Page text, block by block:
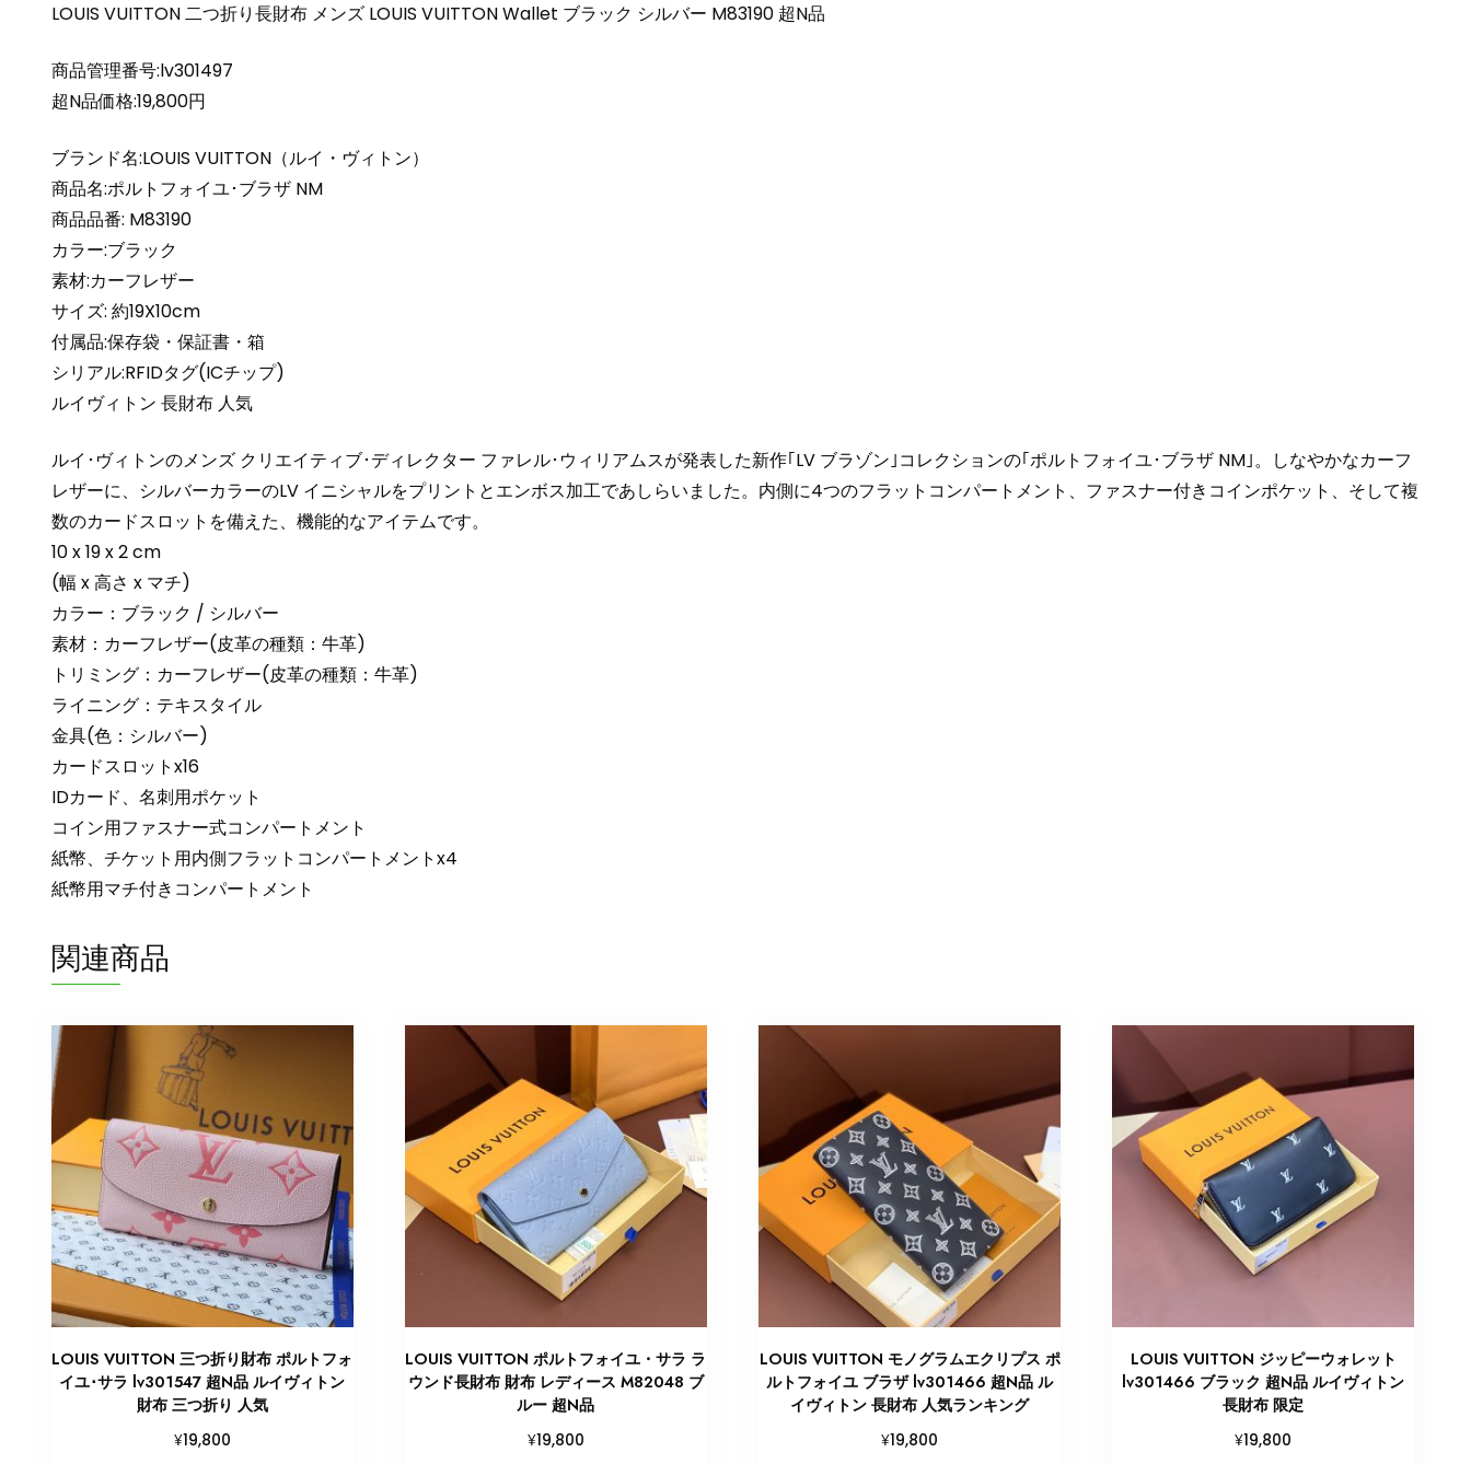
LOUIS VUITTON 二つ折り長財布 メンズ LOUIS VUITTON Wallet ブラック シルバー M83190 超N品
商品管理番号:lv301497
超N品価格:19,800円
ブランド名:LOUIS VUITTON（ルイ・ヴィトン）
商品名:ポルトフォイユ･ブラザ NM
商品品番: M83190
カラー:ブラック
素材:カーフレザー
サイズ: 約19X10cm
付属品:保存袋・保証書・箱
シリアル:RFIDタグ(ICチップ)
ルイヴィトン 長財布 人気
ルイ･ヴィトンのメンズ クリエイティブ･ディレクター ファレル･ウィリアムスが発表した新作｢LV ブラゾン｣コレクションの｢ポルトフォイユ･ブラザ NM｣。しなやかなカーフ
レザーに、シルバーカラーのLV イニシャルをプリントとエンボス加工であしらいました。内側に4つのフラットコンパートメント、ファスナー付きコインポケット、そして複
数のカードスロットを備えた、機能的なアイテムです。
10 x 19 x 2 cm
(幅 x 高さ x マチ)
カラー：ブラック / シルバー
素材：カーフレザー(皮革の種類：牛革)
トリミング：カーフレザー(皮革の種類：牛革)
ライニング：テキスタイル
金具(色：シルバー)
カードスロットx16
IDカード、名刺用ポケット
コイン用ファスナー式コンパートメント
紙幣、チケット用内側フラットコンパートメントx4
紙幣用マチ付きコンパートメント
関連商品
LOUIS VUITTON 三つ折り財布 ポルトフォ
イユ･サラ lv301547 超N品 ルイヴィトン
財布 三つ折り 人気
¥19,800
LOUIS VUITTON ポルトフォイユ・サラ ラ
ウンド長財布 財布 レディース M82048 ブ
ルー 超N品
¥19,800
LOUIS VUITTON モノグラムエクリプス ポ
ルトフォイユ ブラザ lv301466 超N品 ル
イヴィトン 長財布 人気ランキング
¥19,800
LOUIS VUITTON ジッピーウォレット
lv301466 ブラック 超N品 ルイヴィトン
長財布 限定
¥19,800